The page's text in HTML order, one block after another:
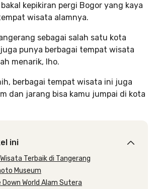
kepikiran pergi Bogor yang kaya
wisata alamnya.
sebagai salah satu kota
punya berbagai tempat wisata
menarik, lho.
berbagai tempat wisata ini juga
dan jarang bisa kamu jumpai di kota
ini
Terbaik di Tangerang
Museum
Down World Alam Sutera